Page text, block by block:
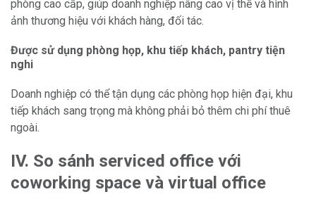
phòng cao cấp, giúp doanh nghiệp nâng cao vị thế và hình
ảnh thương hiệu với khách hàng, đối tác.
Được sử dụng phòng họp, khu tiếp khách, pantry tiện
nghi
Doanh nghiệp có thể tận dụng các phòng họp hiện đại, khu
tiếp khách sang trọng mà không phải bỏ thêm chi phí thuê
ngoài.
IV. So sánh serviced office với
coworking space và virtual office